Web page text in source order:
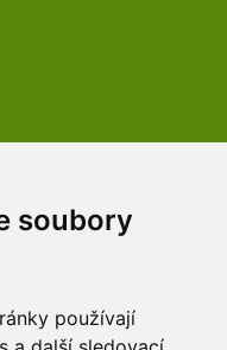
soubory
používají